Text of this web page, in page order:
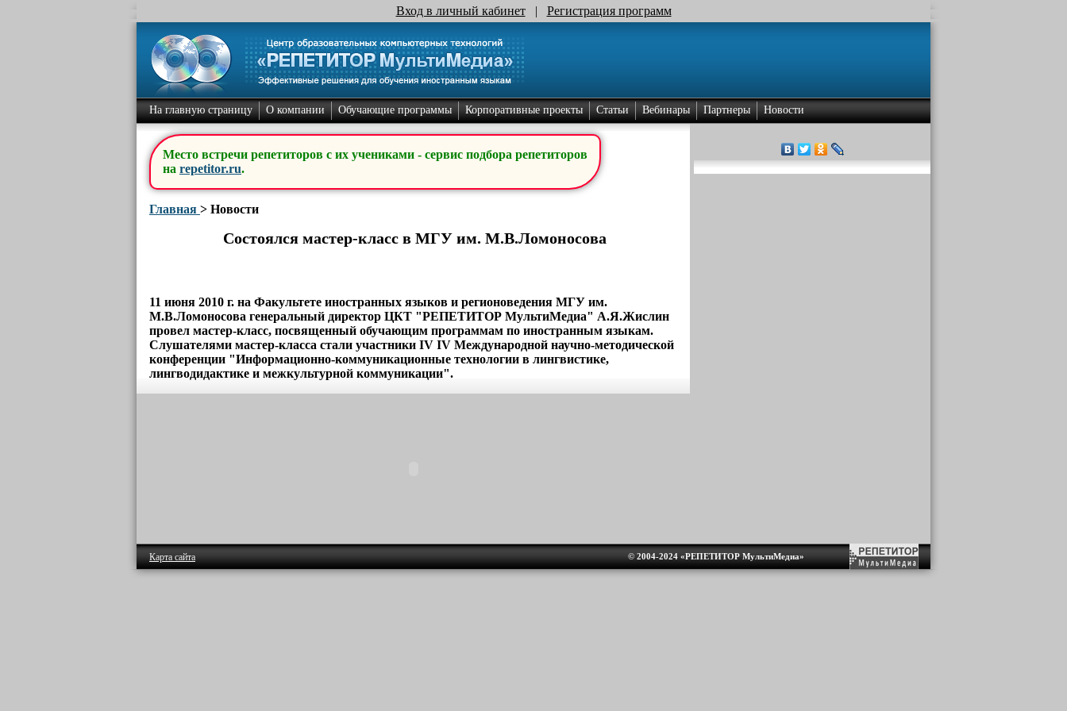
Вход в личный кабинет| Регистрация программ
На главную страницу О компании Обучающие программы Корпоративные проекты Статьи Вебинары Партнеры Новости
Место встречи репетиторов с их учениками - сервис подбора репетиторов
на repetitor.ru.
Главная > Новости
Состоялся мастер-класс в МГУ им. М.В.Ломоносова
11 июня 2010 г. на Факультете иностранных языков и регионоведения МГУ им.
М.В.Ломоносова генеральный директор ЦКТ "РЕПЕТИТОР МультиМедиа" А.Я.Жислин
провел мастер-класс, посвященный обучающим программам по иностранным языкам.
Слушателями мастер-класса стали участники IV IV Международной научно-методической
конференции "Информационно-коммуникационные технологии в лингвистике,
лингводидактике и межкультурной коммуникации".
Карта сайта © 2004-2024 «РЕПЕТИТОР МультиМедиа»